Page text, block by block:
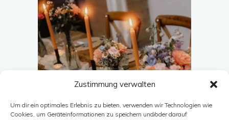
Zustimmung verwalten
Um dir ein optimales Erlebnis zu bieten, verwenden wir Technologien wie
Cookies, um Geräteinformationen zu speichern und/oder darauf